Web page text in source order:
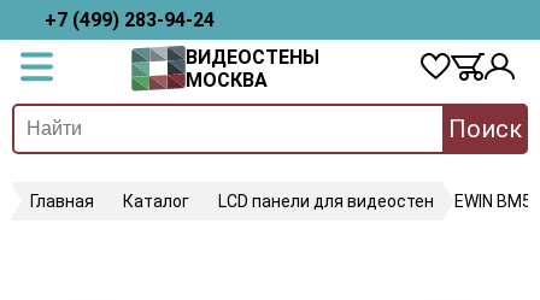
+7 (499) 283-94-24
ВИДЕОСТЕНЫ
МОСКВА
Поиск
Главная Каталог LCD панели для видеостен EWIN